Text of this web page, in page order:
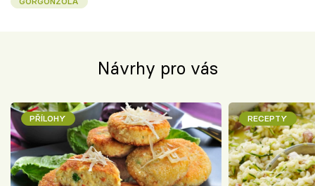
Návrhy pro vás
PŘÍLOHY RECEPTY